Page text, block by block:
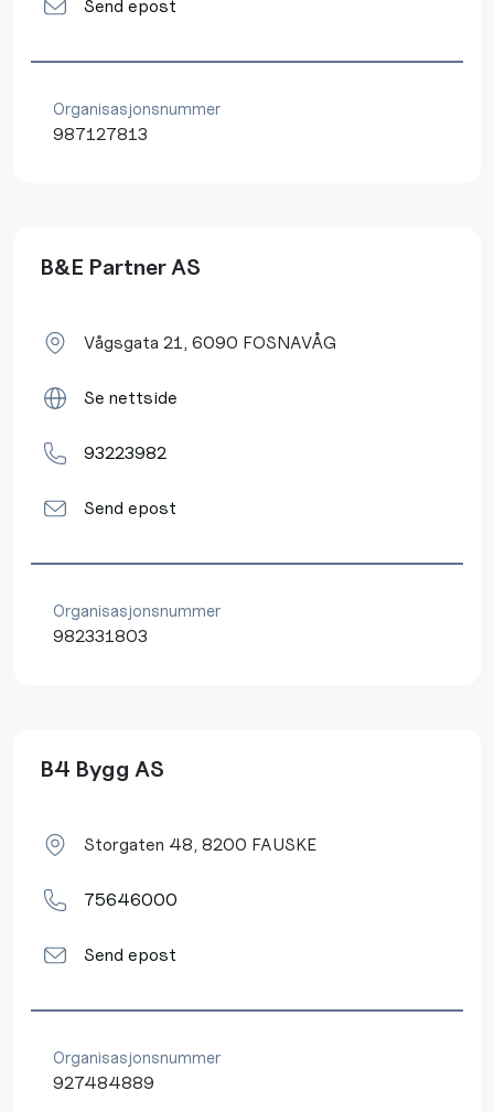
Send epost
Organisasjonsnummer
987127813
B&E Partner AS
Vågsgata 21, 6090 FOSNAVÅG
Se nettside
93223982
Send epost
Organisasjonsnummer
982331803
B4 Bygg AS
Storgaten 48, 8200 FAUSKE
75646000
Send epost
Organisasjonsnummer
927484889